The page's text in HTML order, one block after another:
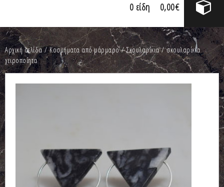
0 είδη 0,00€
Αρχική σελίδα/Κοσμήματα από μάρμαρο/Σκουλαρίκια/ σκουλαρίκια
χειροποίητα